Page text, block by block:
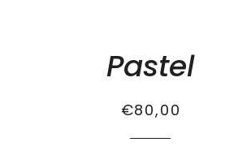
Pastel
Tavahind
Soodus
€80,00